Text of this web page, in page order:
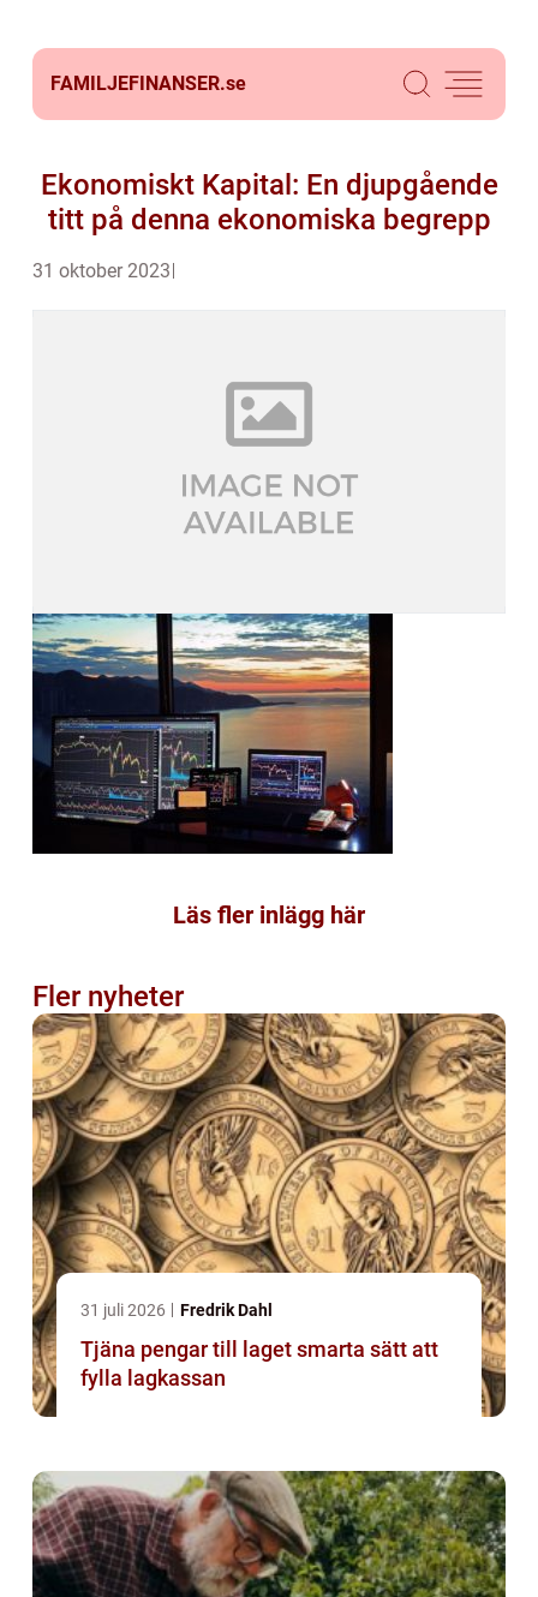
FAMILJEFINANSER.se
Ekonomiskt Kapital: En djupgående
titt på denna ekonomiska begrepp
31 oktober 2023
Läs fler inlägg här
Fler nyheter
31 juli 2026 Fredrik Dahl
Tjäna pengar till laget smarta sätt att
fylla lagkassan